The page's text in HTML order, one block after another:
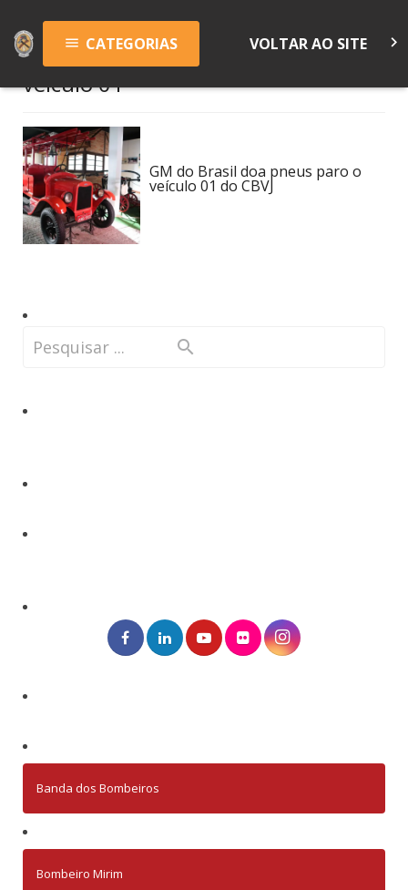
menu CATEGORIAS VOLTAR AO SITE keyboard_arrow_right
veículo 01
GM do Brasil doa pneus paro o
veículo 01 do CBVJ
Banda dos Bombeiros
Bombeiro Mirim